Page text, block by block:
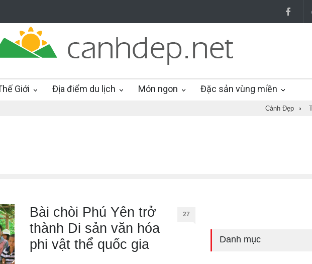
Giới Địa điểm du lịch Món ngon Đặc sản vùng miền
Cảnh Đẹp ›
Bài chòi Phú Yên trở
thành Di sản văn hóa
phi vật thể quốc gia
27
Danh mục